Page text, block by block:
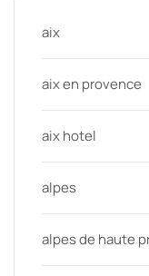
aix
aix en provence
aix hotel
alpes
alpes de haute